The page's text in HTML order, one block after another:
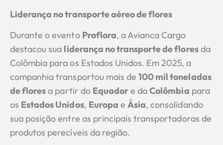
Liderança no transporte aéreo de flores
Durante o evento Proflora, a Avianca Cargo
destacou sua liderança no transporte de floresda
Colômbia para os Estados Unidos. Em 2025, a
companhia transportou mais de100 mil toneladas
de floresa partir do Equadore daColômbia para
os Estados Unidos, Europa eÁsia, consolidando
sua posição entre as principais transportadoras de
produtos perecíveis da região.